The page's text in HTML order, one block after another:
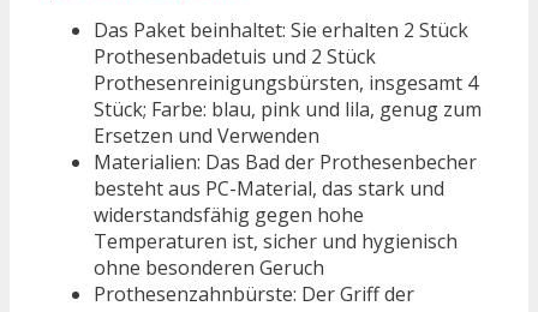
Das Paket beinhaltet: Sie erhalten 2 Stück
Prothesenbadetuis und 2 Stück
Prothesenreinigungsbürsten, insgesamt 4
Stück; Farbe: blau, pink und lila, genug zum
Ersetzen und Verwenden
Materialien: Das Bad der Prothesenbecher
besteht aus PC-Material, das stark und
widerstandsfähig gegen hohe
Temperaturen ist, sicher und hygienisch
ohne besonderen Geruch
Prothesenzahnbürste: Der Griff der